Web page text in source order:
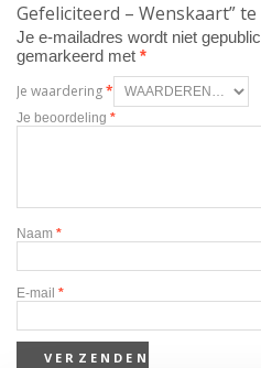
Gefeliciteerd – Wenskaart”
Je e-mailadres wordt niet
gemarkeerd met *
Je waardering*
Je beoordeling *
Naam *
E-mail *